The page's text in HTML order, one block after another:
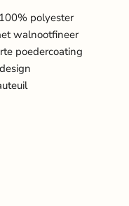
polyester
walnootfineer
poedercoating